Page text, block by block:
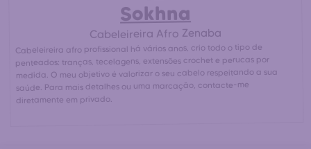
Sokhna
Cabeleireira Afro Zenaba
Cabeleireira afro profissional há vários anos, crio todo o tipo de
penteados: tranças, tecelagens, extensões crochet e perucas por
medida. O meu objetivo é valorizar o seu cabelo respeitando a sua
saúde. Para mais detalhes ou uma marcação, contacte-me
diretamente em privado.